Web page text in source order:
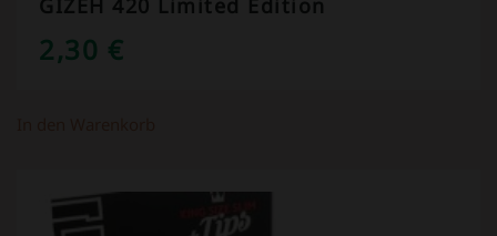
GIZEH 420 Limited Edition
2,30 €